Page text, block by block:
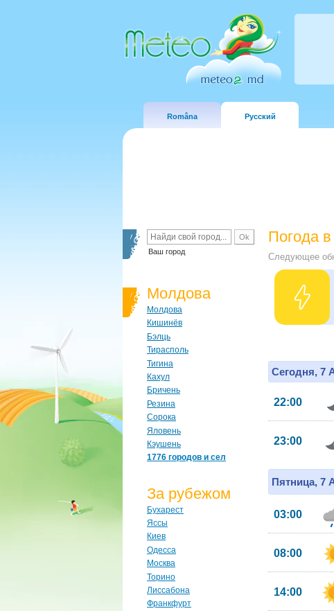
Româna Русский
Ваш город
Молдова
Молдова
Кишинёв
Бэлць
Тирасполь
Тигина
Кахул
Бричень
Резина
Сорока
Яловень
Кэушень
1776 городов и сел
За рубежом
Бухарест
Яссы
Киев
Одесса
Москва
Торино
Лиссабона
Франкфурт
Погода в
Следующее
Сегодня, 7
22:00
23:00
Пятница, 7
03:00
08:00
14:00